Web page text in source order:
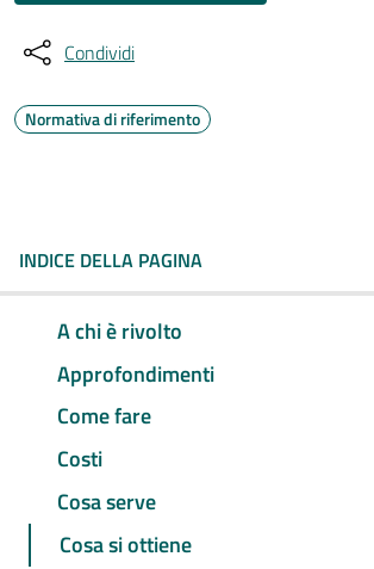
Condividi
Normativa di riferimento
INDICE DELLA PAGINA
A chi è rivolto
Approfondimenti
Come fare
Costi
Cosa serve
Cosa si ottiene